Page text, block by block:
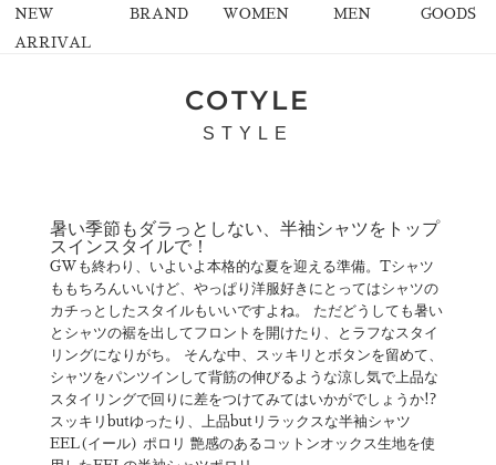
NEW
ARRIVAL
BRAND WOMEN MEN GOODS
COTYLE
STYLE
暑い季節もダラっとしない、半袖シャツをトップ
スインスタイルで！
GWも終わり、いよいよ本格的な夏を迎える準備。Tシャツ
ももちろんいいけど、やっぱり洋服好きにとってはシャツの
カチっとしたスタイルもいいですよね。 ただどうしても暑い
とシャツの裾を出してフロントを開けたり、とラフなスタイ
リングになりがち。 そんな中、スッキリとボタンを留めて、
シャツをパンツインして背筋の伸びるような涼し気で上品な
スタイリングで回りに差をつけてみてはいかがでしょうか!?
スッキリbutゆったり、上品butリラックスな半袖シャツ
EEL(イール) ポロリ 艶感のあるコットンオックス生地を使